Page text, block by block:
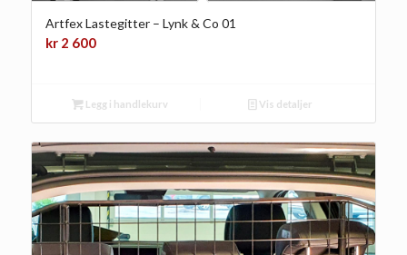
Artfex Lastegitter – Lynk & Co 01
kr2 600
Legg i handlekurv Vis detaljer